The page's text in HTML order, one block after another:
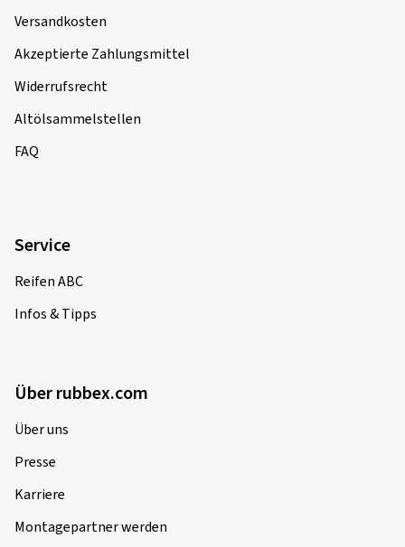
Versandkosten
Akzeptierte Zahlungsmittel
Widerrufsrecht
Altölsammelstellen
FAQ
Service
Reifen ABC
Infos & Tipps
Über rubbex.com
Über uns
Presse
Karriere
Montagepartner werden